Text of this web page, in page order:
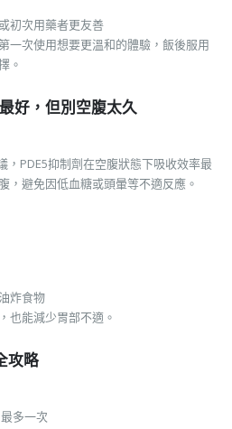
初次用藥者更友善
一次使用想要更溫和的體驗，飯後服用
。
好，但別空腹太久
，PDE5抑制劑在空腹狀態下吸收效率最
，避免因低血糖或頭暈等不適反應。
炸食物
也能減少胃部不適。
攻略
多一次